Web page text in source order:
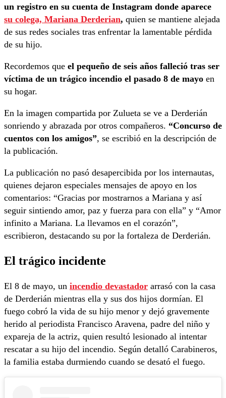
un registro en su cuenta de Instagram donde aparece
su colega, Mariana Derderian, quien se mantiene alejada
de sus redes sociales tras enfrentar la lamentable pérdida
de su hijo.
Recordemos que el pequeño de seis años falleció tras ser
víctima de un trágico incendio el pasado 8 de mayo en
su hogar.
En la imagen compartida por Zulueta se ve a Derderián
sonriendo y abrazada por otros compañeros. “Concurso de
cuentos con los amigos”, se escribió en la descripción de
la publicación.
La publicación no pasó desapercibida por los internautas,
quienes dejaron especiales mensajes de apoyo en los
comentarios: “Gracias por mostrarnos a Mariana y así
seguir sintiendo amor, paz y fuerza para con ella” y “Amor
infinito a Mariana. La llevamos en el corazón”,
escribieron, destacando su por la fortaleza de Derderián.
El trágico incidente
El 8 de mayo, un incendio devastador arrasó con la casa
de Derderián mientras ella y sus dos hijos dormían. El
fuego cobró la vida de su hijo menor y dejó gravemente
herido al periodista Francisco Aravena, padre del niño y
expareja de la actriz, quien resultó lesionado al intentar
rescatar a su hijo del incendio. Según detalló Carabineros,
la familia estaba durmiendo cuando se desató el fuego.